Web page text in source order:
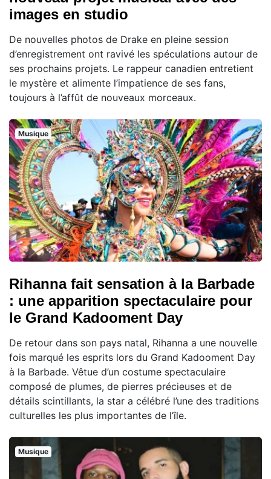
images en studio
De nouvelles photos de Drake en pleine session
d’enregistrement ont ravivé les spéculations autour de
ses prochains projets. Le rappeur canadien entretient
le mystère et alimente l’impatience de ses fans,
toujours à l’affût de nouveaux morceaux.
Musique
Rihanna fait sensation à la Barbade
: une apparition spectaculaire pour
le Grand Kadooment Day
De retour dans son pays natal, Rihanna a une nouvelle
fois marqué les esprits lors du Grand Kadooment Day
à la Barbade. Vêtue d’un costume spectaculaire
composé de plumes, de pierres précieuses et de
détails scintillants, la star a célébré l’une des traditions
culturelles les plus importantes de l’île.
Musique